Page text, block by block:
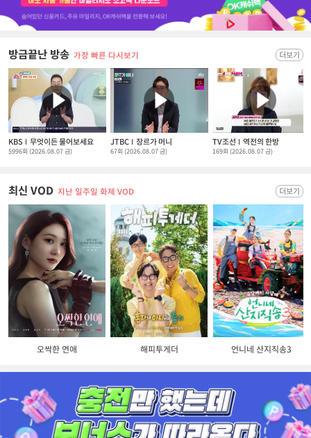
방금끝난 방송 가장 빠른 다시보기
KBS 무엇이든 물어보세요
5996회 (2026.08.07 금)
JTBC 장르가 머니
67회 (2026.08.07 금)
TV조선 역전의 한방
169회 (2026.08.07 금)
최신 VOD 지난 일주일 화제 VOD
오싹한 연애 해피투게더 언니네 산지직송3